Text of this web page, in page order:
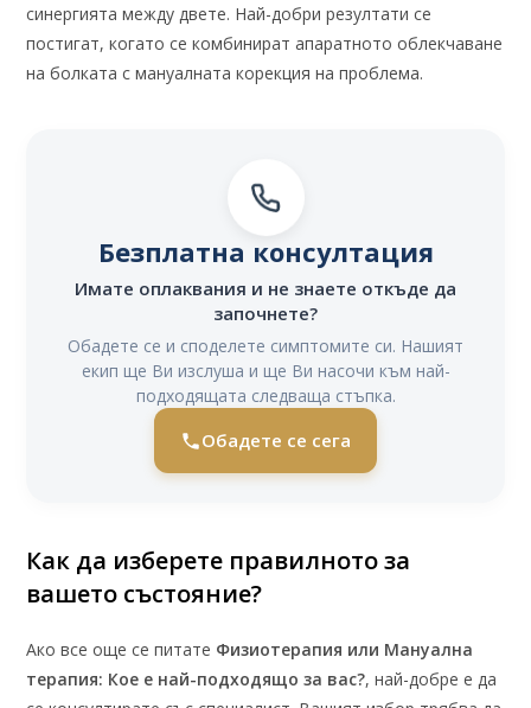
синергията между двете. Най-добри резултати се
постигат, когато се комбинират апаратното облекчаване
на болката с мануалната корекция на проблема.
Безплатна консултация
Имате оплаквания и не знаете откъде да
започнете?
Обадете се и споделете симптомите си. Нашият
екип ще Ви изслуша и ще Ви насочи към най-
подходящата следваща стъпка.
Обадете се сега
Как да изберете правилното за
вашето състояние?
Ако все още се питате Физиотерапия или Мануална
терапия: Кое е най-подходящо за вас?, най-добре е да